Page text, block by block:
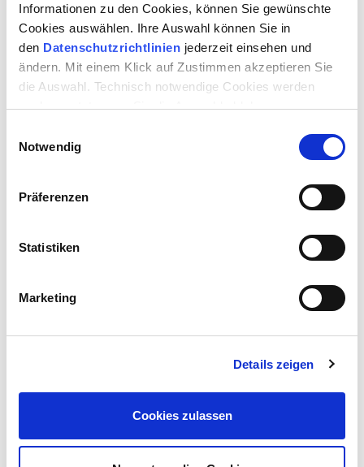
Informationen zu den Cookies, können Sie gewünschte
Cookies auswählen. Ihre Auswahl können Sie in
den Datenschutzrichtlinien jederzeit einsehen und
ändern. Mit einem Klick auf Zustimmen akzeptieren Sie
die Auswahl. Technisch notwendige Cookies werden
auch gesetzt, wenn Sie die Auswahl ablehnen.
Notwendig
Präferenzen
Statistiken
Marketing
Details zeigen
Cookies zulassen